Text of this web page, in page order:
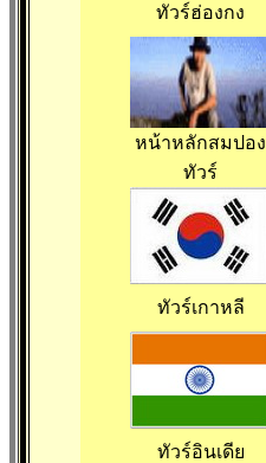
ทัวร์ฮ่องกง
หน้าหลักสมปอง
ทัวร์
ทัวร์เกาหลี
ทัวร์อินเดีย